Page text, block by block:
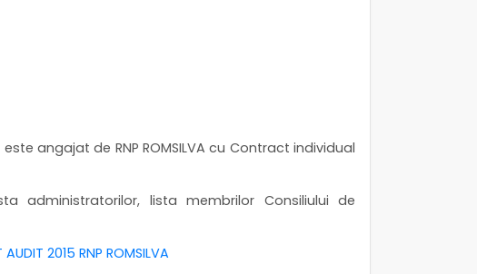
angajat de RNP ROMSILVA cu Contract individual
administratorilor, lista membrilor Consiliului de
AUDIT 2015 RNP ROMSILVA